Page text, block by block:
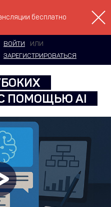
бесплатно
ВОЙТИ
ИЛИ
ЗАРЕГИСТРИРОВАТЬСЯ
ПОМОЩЬЮ AI